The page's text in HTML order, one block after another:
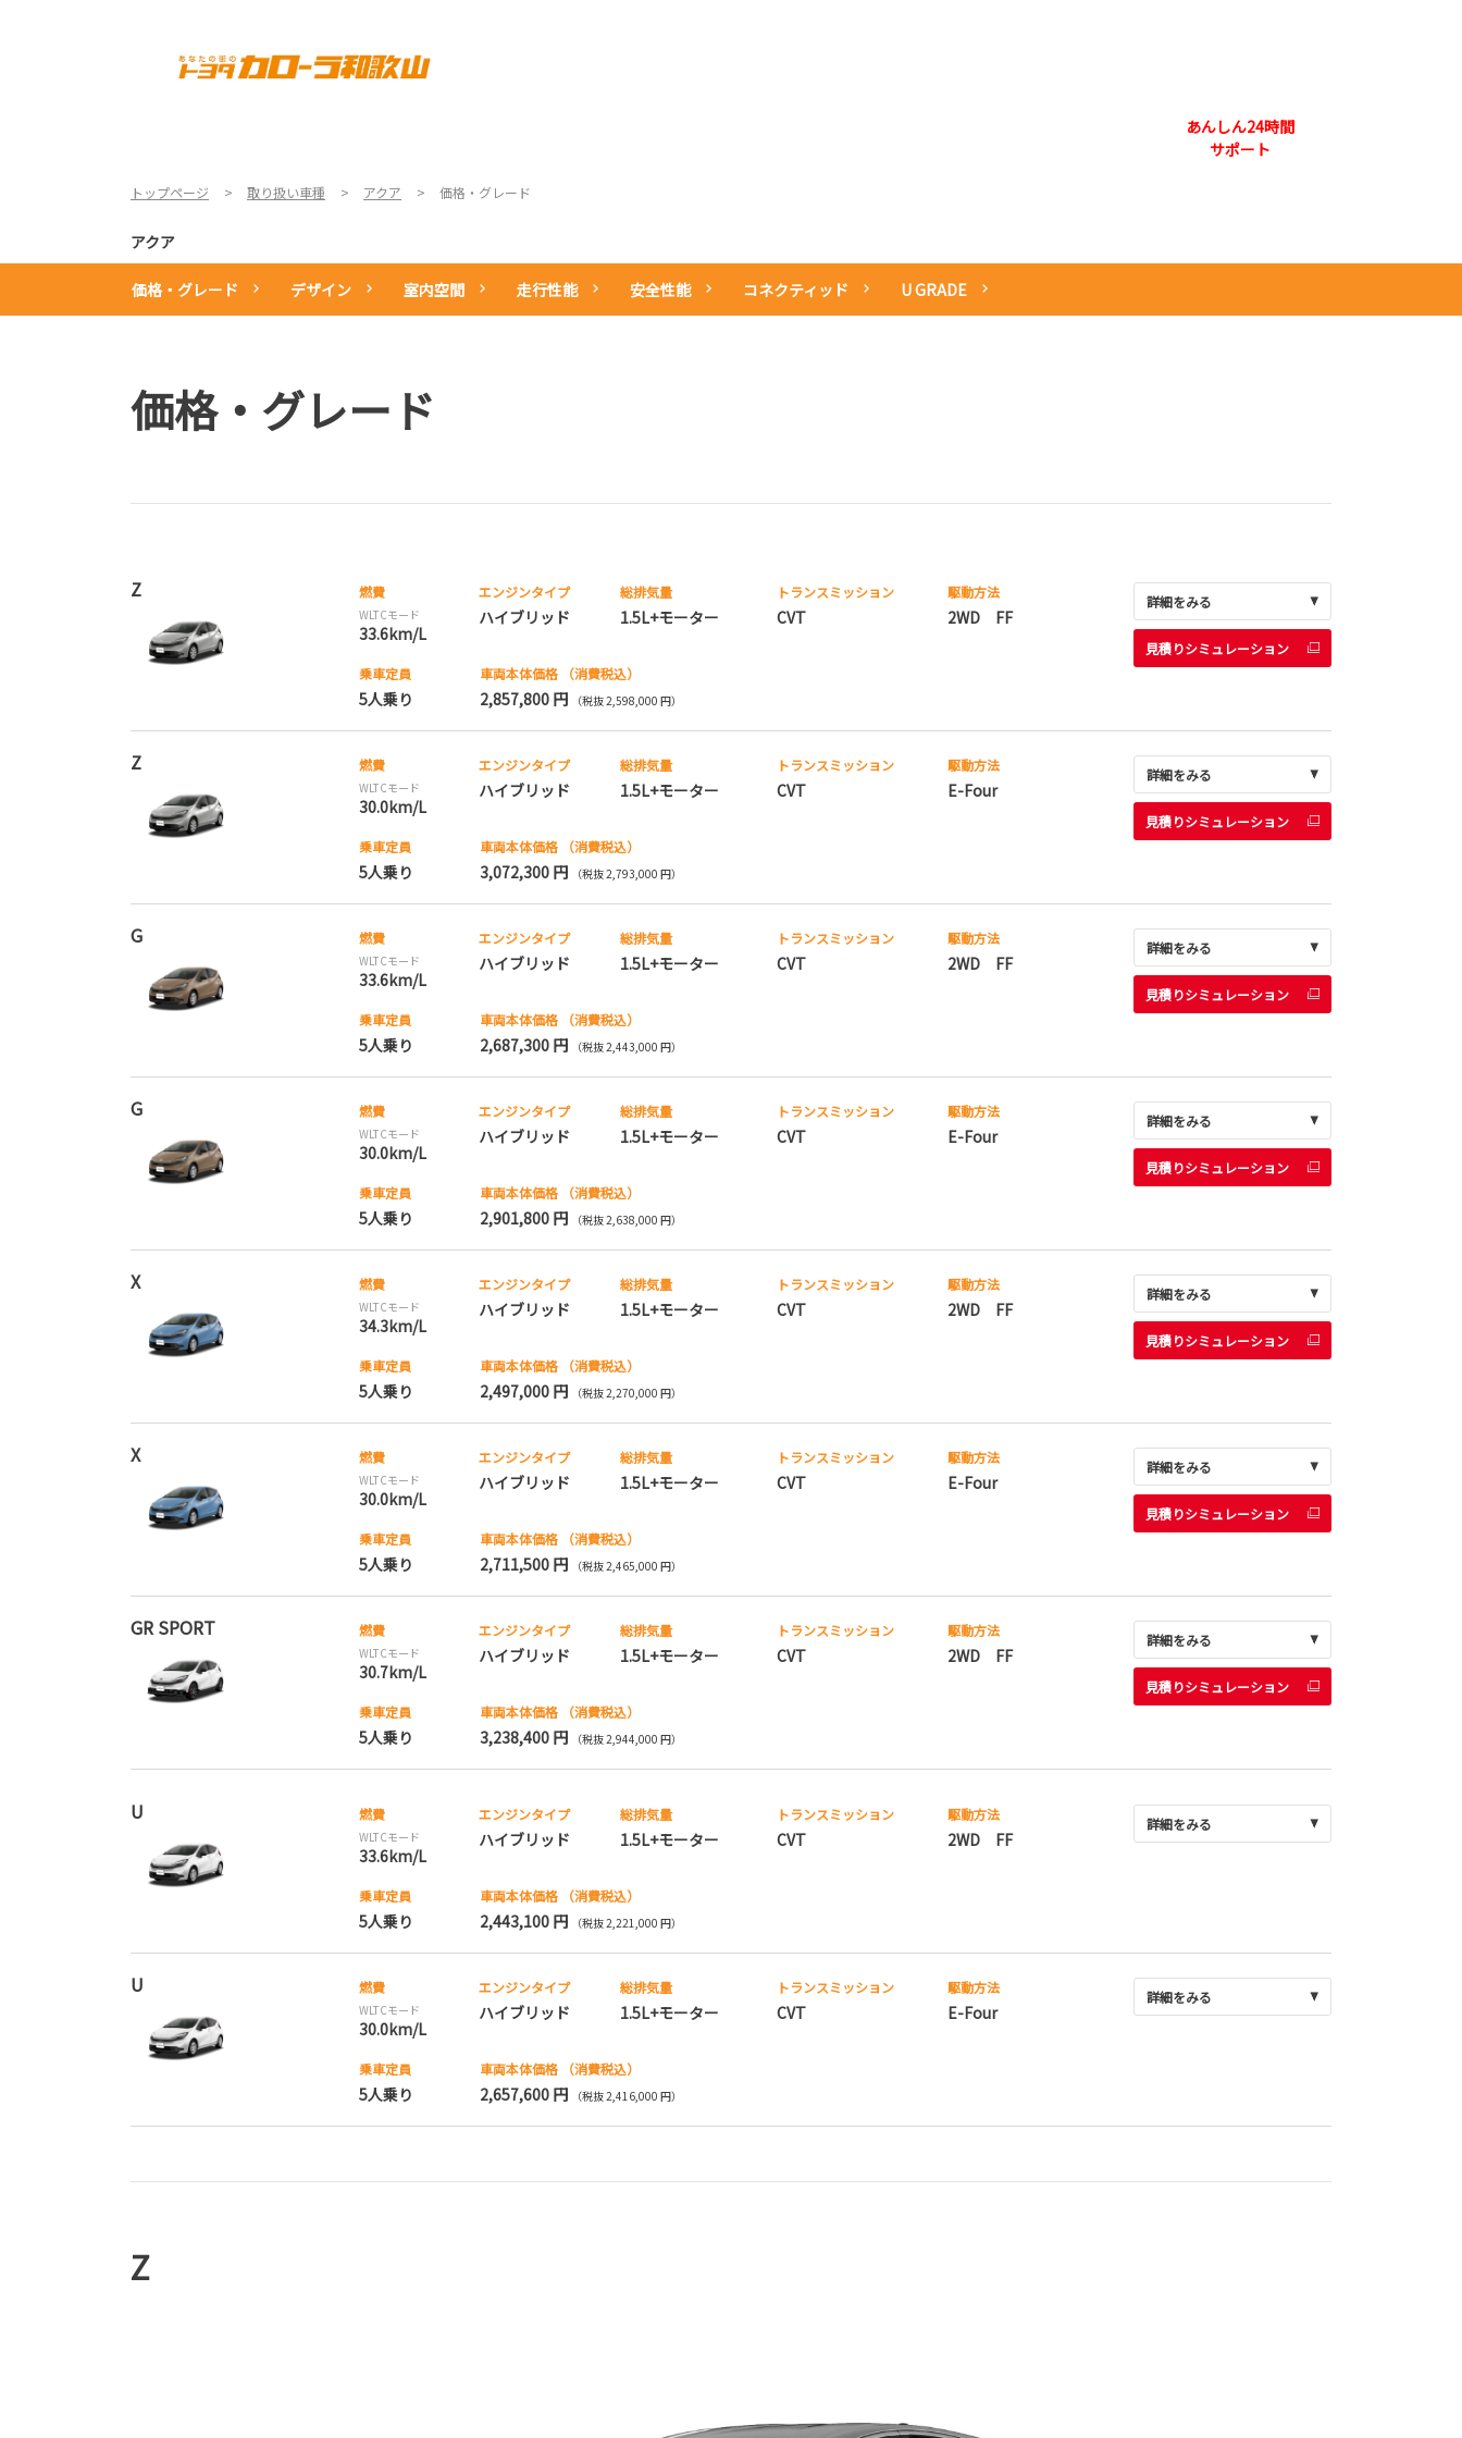
あんしん24時間
サポート
トップページ 取り扱い車種 アクア 価格・グレード
アクア
価格・グレード デザイン 室内空間 走行性能 安全性能 コネクティッド U GRADE
価格・グレード
Z 燃費
WLTCモード
33.6km/L
エンジンタイプ
ハイブリッド
総排気量
1.5L+モーター
トランスミッション
CVT
駆動方法
2WD FF
乗車定員
5人乗り
車両本体価格 （消費税込）
2,857,800 円 （税抜 2,598,000 円）
詳細をみる
見積りシミュレーション
Z 燃費
WLTCモード
30.0km/L
エンジンタイプ
ハイブリッド
総排気量
1.5L+モーター
トランスミッション
CVT
駆動方法
E-Four
乗車定員
5人乗り
車両本体価格 （消費税込）
3,072,300 円 （税抜 2,793,000 円）
詳細をみる
見積りシミュレーション
G 燃費
WLTCモード
33.6km/L
エンジンタイプ
ハイブリッド
総排気量
1.5L+モーター
トランスミッション
CVT
駆動方法
2WD FF
乗車定員
5人乗り
車両本体価格 （消費税込）
2,687,300 円 （税抜 2,443,000 円）
詳細をみる
見積りシミュレーション
G 燃費
WLTCモード
30.0km/L
エンジンタイプ
ハイブリッド
総排気量
1.5L+モーター
トランスミッション
CVT
駆動方法
E-Four
乗車定員
5人乗り
車両本体価格 （消費税込）
2,901,800 円 （税抜 2,638,000 円）
詳細をみる
見積りシミュレーション
X 燃費
WLTCモード
34.3km/L
エンジンタイプ
ハイブリッド
総排気量
1.5L+モーター
トランスミッション
CVT
駆動方法
2WD FF
乗車定員
5人乗り
車両本体価格 （消費税込）
2,497,000 円 （税抜 2,270,000 円）
詳細をみる
見積りシミュレーション
X 燃費
WLTCモード
30.0km/L
エンジンタイプ
ハイブリッド
総排気量
1.5L+モーター
トランスミッション
CVT
駆動方法
E-Four
乗車定員
5人乗り
車両本体価格 （消費税込）
2,711,500 円 （税抜 2,465,000 円）
詳細をみる
見積りシミュレーション
GR SPORT 燃費
WLTCモード
30.7km/L
エンジンタイプ
ハイブリッド
総排気量
1.5L+モーター
トランスミッション
CVT
駆動方法
2WD FF
乗車定員
5人乗り
車両本体価格 （消費税込）
3,238,400 円 （税抜 2,944,000 円）
詳細をみる
見積りシミュレーション
U 燃費
WLTCモード
33.6km/L
エンジンタイプ
ハイブリッド
総排気量
1.5L+モーター
トランスミッション
CVT
駆動方法
2WD FF
乗車定員
5人乗り
車両本体価格 （消費税込）
2,443,100 円 （税抜 2,221,000 円）
詳細をみる
U 燃費
WLTCモード
30.0km/L
エンジンタイプ
ハイブリッド
総排気量
1.5L+モーター
トランスミッション
CVT
駆動方法
E-Four
乗車定員
5人乗り
車両本体価格 （消費税込）
2,657,600 円 （税抜 2,416,000 円）
詳細をみる
Z